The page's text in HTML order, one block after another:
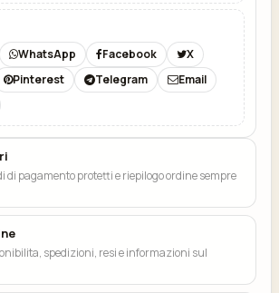
WhatsApp Facebook
X
Pinterest Telegram
Email
di pagamento protetti e riepilogo ordine sempre
spedizioni, resi e informazioni sul